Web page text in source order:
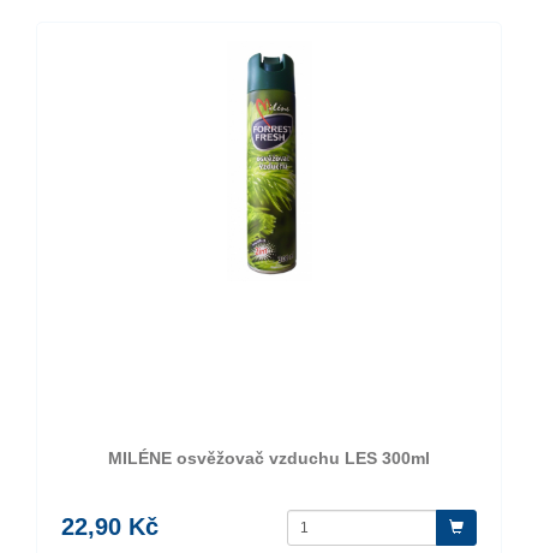
MILÉNE osvěžovač vzduchu LES 300ml
22,90 Kč